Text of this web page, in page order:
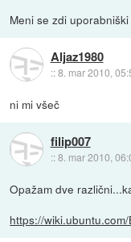
Meni se zdi
Aljaz1980
::8. mar 2010,
ni mi všeč
filip007
::8. mar 2010,
Opažam dve
https://